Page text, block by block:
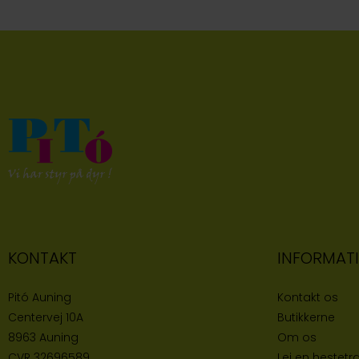
KONTAKT
Pitó Auning
Centervej 10A
8963 Auning
Kontakt os
Butikkerne
Om os